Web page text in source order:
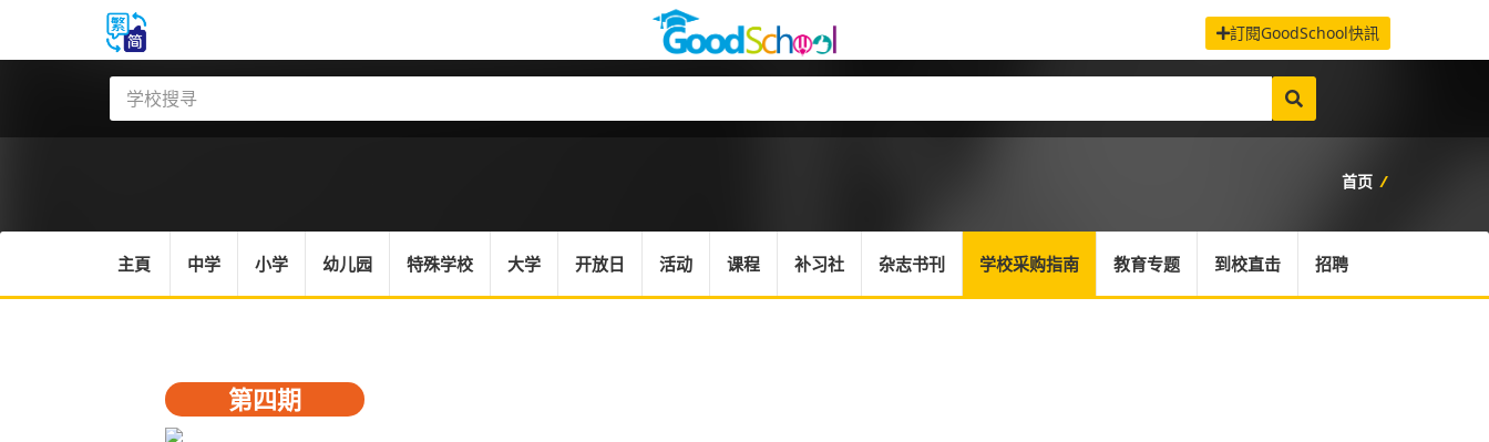
訂閱GoodSchool快訊
首页 /
主頁 中学 小学 幼儿园 特殊学校 大学 开放日 活动 课程 补习社 杂志书刊 学校采购指南 教育专题 到校直击 招聘
第四期